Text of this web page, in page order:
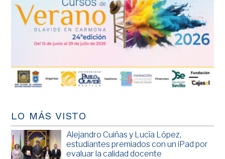
LO MÁS VISTO
Alejandro Cuiñas y Lucía López,
estudiantes premiados con un iPad por
evaluar la calidad docente